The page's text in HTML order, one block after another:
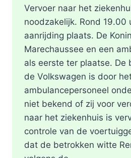
Vervoer naar het
noodzakelijk. Rond 19.00
aanrijding plaats. De
Marechaussee en een
als eerste ter plaatse. De
de Volkswagen is door
ambulancepersoneel
niet bekend of zij voor
naar het ziekenhuis is
controle van de
dat de betrokken witte